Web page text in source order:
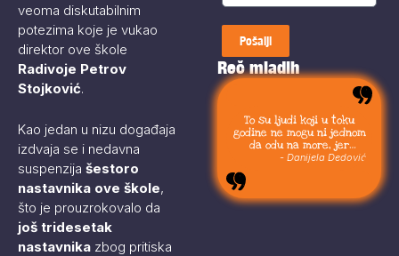
veoma diskutabilnim
potezima koje je vukao
direktor ove škole
Radivoje Petrov
Stojković.
Kao jedan u nizu događaja
izdvaja se i nedavna
suspenzija šestoro
nastavnika ove škole,
što je prouzrokovalo da
još tridesetak
nastavnika zbog pritiska
Pošalji
Reč mladih
To su ljudi koji u toku
godine ne mogu ni jednom
da odu na more, jer
moraju da budu uvek sa
- Danijela Dedović